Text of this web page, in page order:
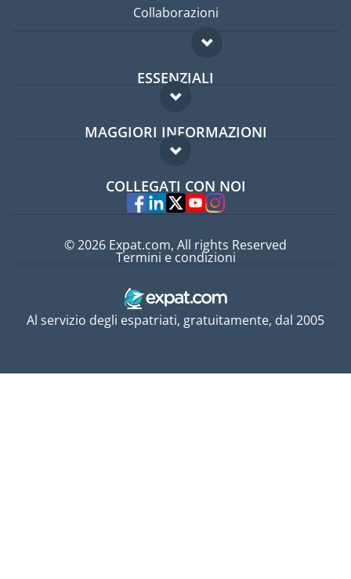
Collaborazioni
ESSENZIALI
Forum per expat
Guida per expat
MAGGIORI INFORMAZIONI
Domande frequenti
Esperti
COLLEGATI CON NOI
Al servizio degli espatriati, gratuitamente, dal 2005
© 2026 Expat.com, All rights Reserved
Termini e condizioni